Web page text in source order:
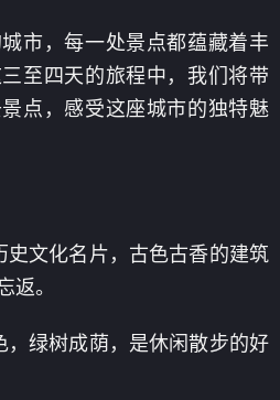
市，每一处景点都蕴藏着丰
至四天的旅程中，我们将带
点，感受这座城市的独特魅
文化名片，古色古香的建筑
。
绿树成荫，是休闲散步的好